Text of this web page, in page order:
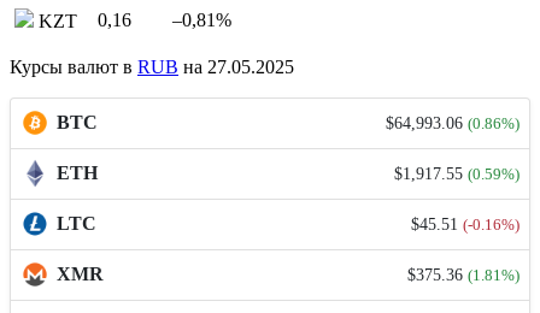
KZT
0,16 –0,81%
Курсы валют в RUB на 27.05.2025
BTC $64,993.06 (0.86%)
ETH $1,917.55 (0.59%)
LTC $45.51 (-0.16%)
XMR $375.36 (1.81%)